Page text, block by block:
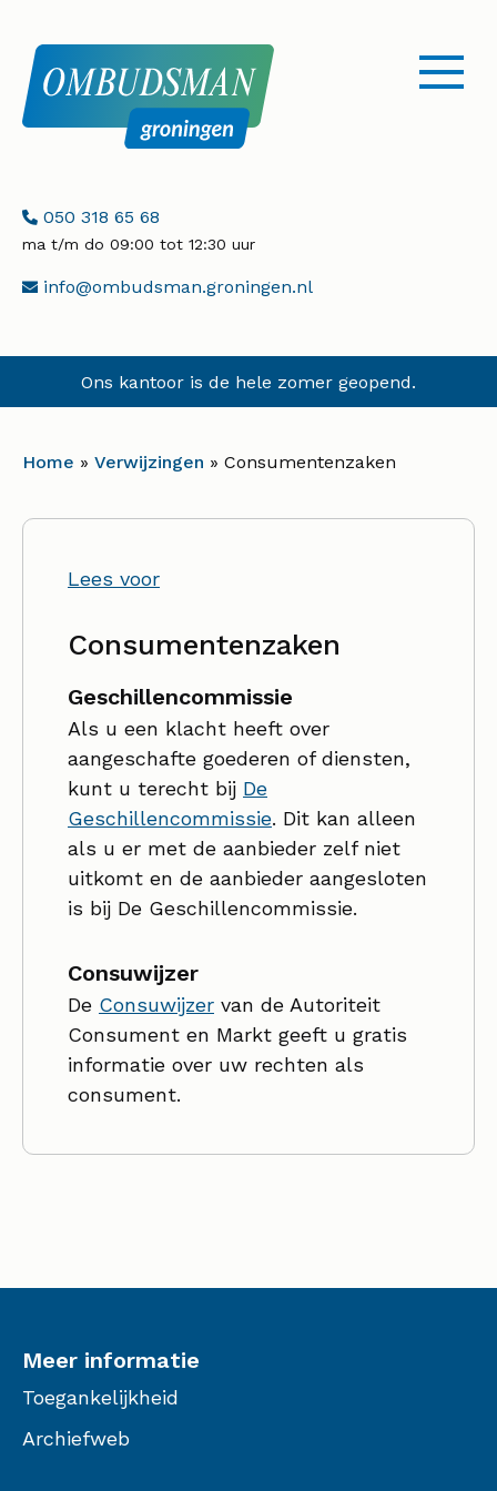
menu
openen
Telefoonnummer:
050 318 65 68
ma t/m do 09:00 tot 12:30 uur
E-info@ombudsman.groningen.nl
Ons kantoor is de hele zomer geopend.
Home » Verwijzingen » Consumentenzaken
Lees voor
Consumentenzaken
Geschillencommissie
Als u een klacht heeft over
aangeschafte goederen of diensten,
kunt u terecht bij De
Geschillencommissie. Dit kan alleen
als u er met de aanbieder zelf niet
uitkomt en de aanbieder aangesloten
is bij De Geschillencommissie.
Consuwijzer
De Consuwijzer van de Autoriteit
Consument en Markt geeft u gratis
informatie over uw rechten als
consument.
Meer informatie
Toegankelijkheid
Archiefweb